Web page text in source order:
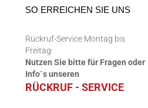
SO ERREICHEN SIE UNS
Rückruf-Service Montag bis
Freitag:
Nutzen Sie bitte für Fragen oder
Info`s unseren
RÜCKRUF - SERVICE